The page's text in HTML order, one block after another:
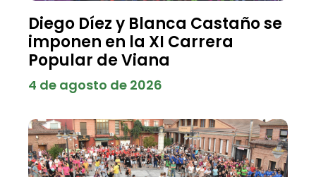
Diego Díez y Blanca Castaño se
imponen en la XI Carrera
Popular de Viana
4 de agosto de 2026